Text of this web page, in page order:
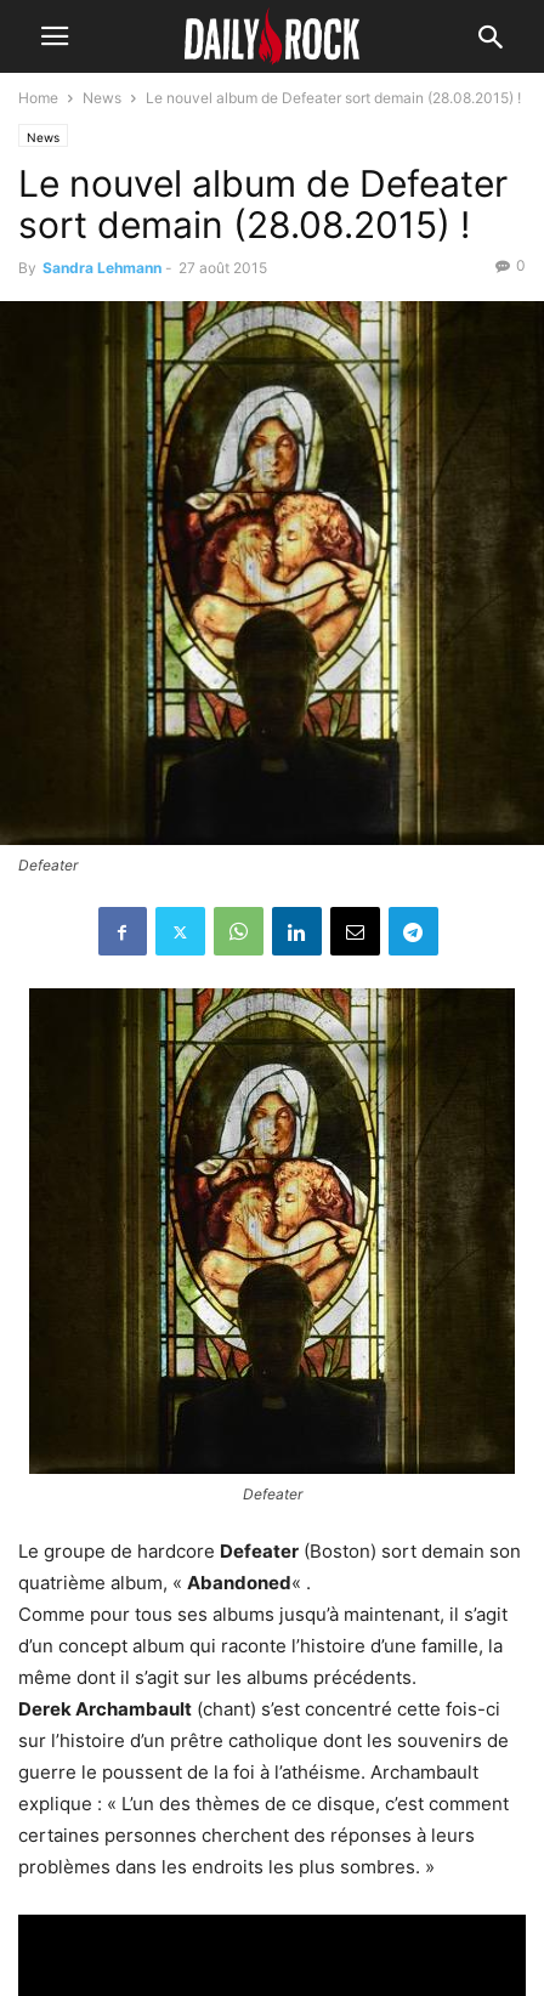
Home News Le nouvel album de Defeater sort demain (28.08.2015) !
News
Le nouvel album de Defeater
sort demain (28.08.2015) !
By Sandra Lehmann - 27 août 2015 0
Defeater
Defeater
Le groupe de hardcore Defeater (Boston) sort demain son
quatrième album, « Abandoned« .
Comme pour tous ses albums jusqu’à maintenant, il s’agit
d’un concept album qui raconte l’histoire d’une famille, la
même dont il s’agit sur les albums précédents.
Derek Archambault (chant) s’est concentré cette fois-ci
sur l’histoire d’un prêtre catholique dont les souvenirs de
guerre le poussent de la foi à l’athéisme. Archambault
explique : « L’un des thèmes de ce disque, c’est comment
certaines personnes cherchent des réponses à leurs
problèmes dans les endroits les plus sombres. »